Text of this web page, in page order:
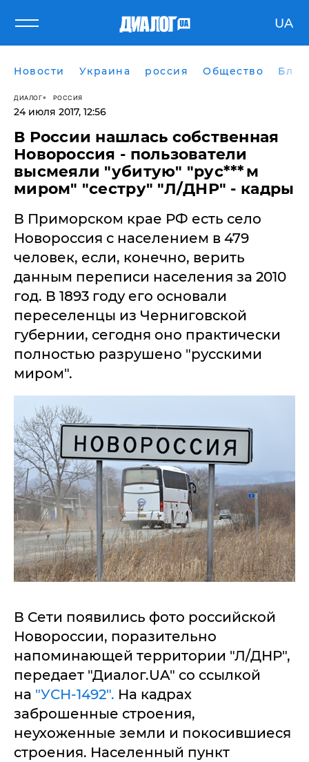
UA
Новости Украина россия Общество
ДИАЛОГ РОССИЯ
24 июля 2017, 12:56
В России нашлась собственная
Новороссия - пользователи
высмеяли "убитую" "рус***м
миром" "сестру" "Л/ДНР" - кадры
​В Приморском крае РФ есть село
Новороссия с населением в 479
человек, если, конечно, верить
данным переписи населения за 2010
год. В 1893 году его основали
переселенцы из Черниговской
губернии, сегодня оно практически
полностью разрушено "русскими
миром".
В Сети появились фото российской
Новороссии, поразительно
напоминающей территории "Л/ДНР",
передает "Диалог.UA" со ссылкой
на "УСН-1492". На кадрах
заброшенные строения,
неухоженные земли и покосившиеся
строения. Населенный пункт